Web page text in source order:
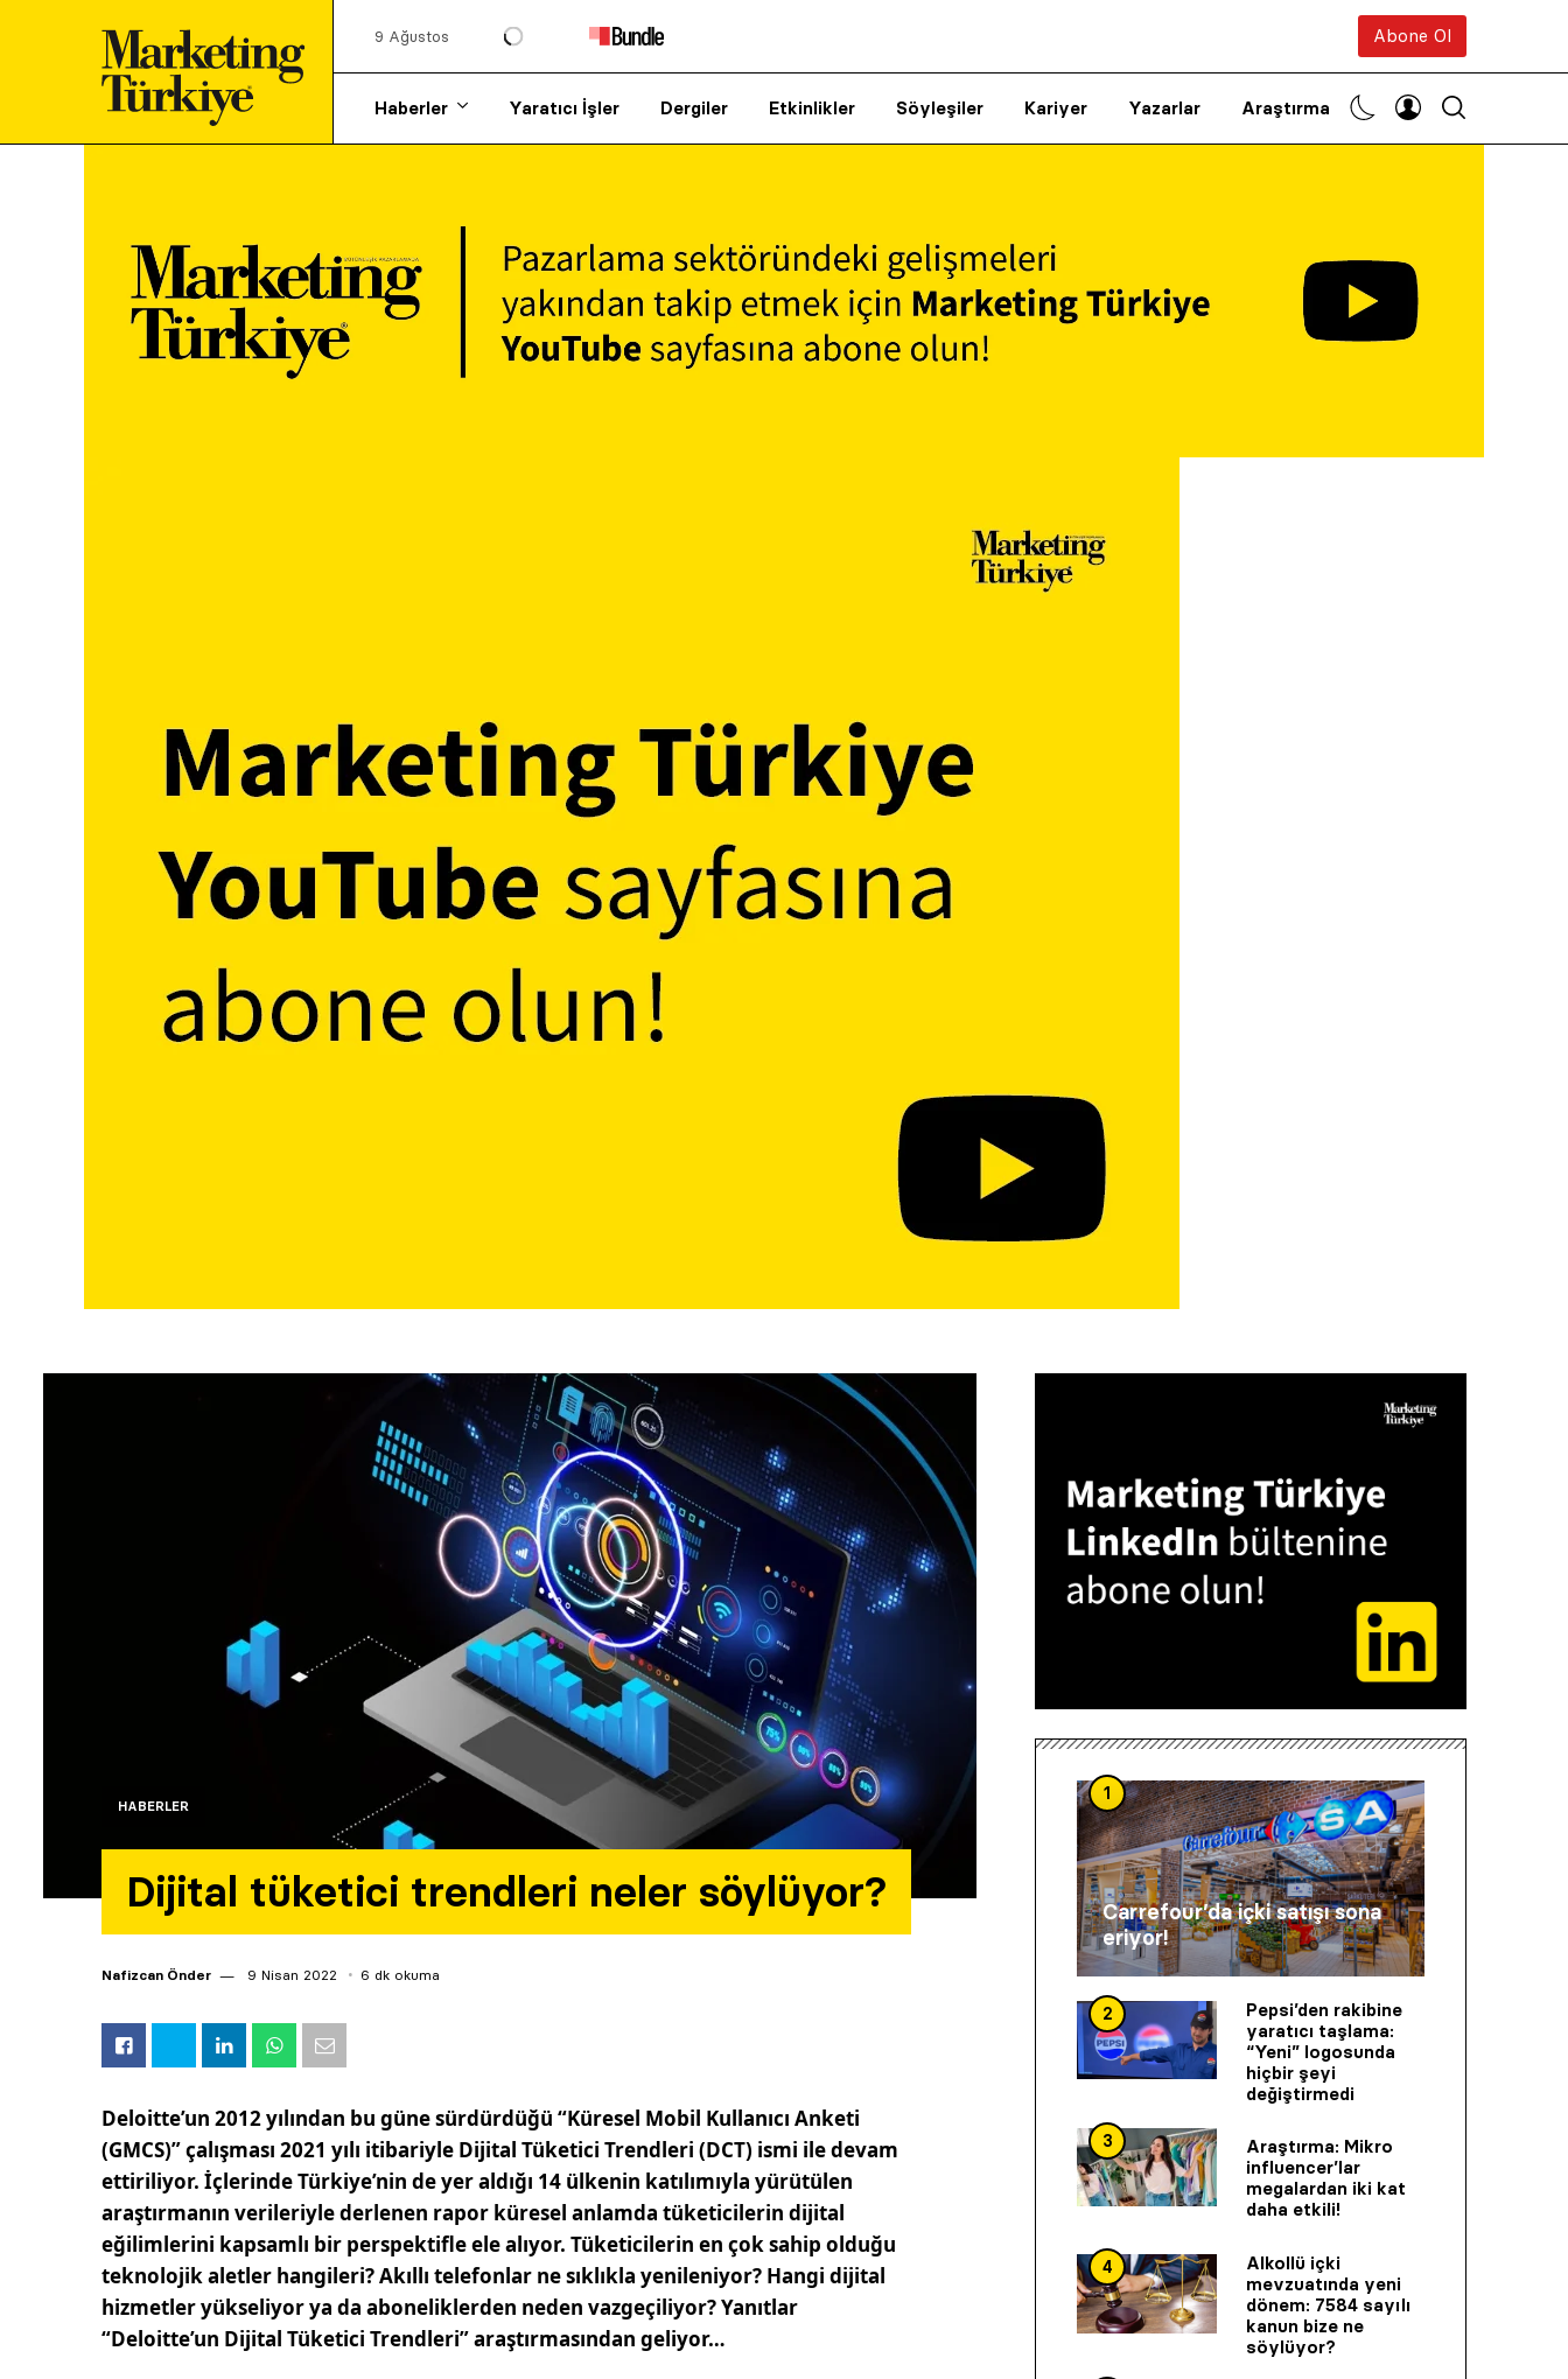
9 Ağustos Abone Ol
Haberler Yaratıcı İşler Dergiler Etkinlikler Söyleşiler Kariyer Yazarlar Araştırma
HABERLER
Dijital tüketici trendleri neler söylüyor?
Nafizcan Önder 9 Nisan 2022 6 dk okuma
Deloitte’un 2012 yılından bu güne sürdürdüğü “Küresel Mobil Kullanıcı Anketi
(GMCS)” çalışması 2021 yılı itibariyle Dijital Tüketici Trendleri (DCT) ismi ile devam
ettiriliyor. İçlerinde Türkiye’nin de yer aldığı 14 ülkenin katılımıyla yürütülen
araştırmanın verileriyle derlenen rapor küresel anlamda tüketicilerin dijital
eğilimlerini kapsamlı bir perspektifle ele alıyor. Tüketicilerin en çok sahip olduğu
teknolojik aletler hangileri? Akıllı telefonlar ne sıklıkla yenileniyor? Hangi dijital
hizmetler yükseliyor ya da aboneliklerden neden vazgeçiliyor? Yanıtlar
“Deloitte’un Dijital Tüketici Trendleri” araştırmasından geliyor…
1
Carrefour’da içki satışı sona
eriyor!
2
Pepsi’den rakibine
yaratıcı taşlama:
“Yeni” logosunda
hiçbir şeyi
değiştirmedi
3
Araştırma: Mikro
influencer’lar
megalardan iki kat
daha etkili!
4
Alkollü içki
mevzuatında yeni
dönem: 7584 sayılı
kanun bize ne
söylüyor?